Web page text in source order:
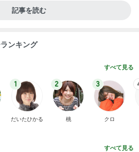
記事を読む
ンキング
すべて見る
1
だいたひかる
2
桃
3
クロ
すべて見る